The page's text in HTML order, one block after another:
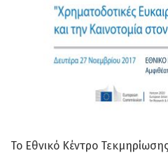
Το Εθνικό Κέντρο